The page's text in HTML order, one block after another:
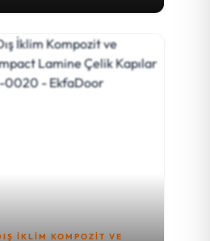
İKLIM KOMPOZIT VE